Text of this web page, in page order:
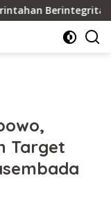
Berintegritas
Target